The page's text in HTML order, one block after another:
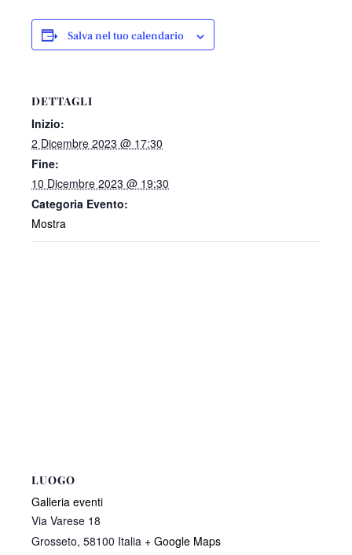
Salva nel tuo calendario
DETTAGLI
Inizio:
2 Dicembre 2023 @ 17:30
Fine:
10 Dicembre 2023 @ 19:30
Categoria Evento:
Mostra
LUOGO
Galleria eventi
Via Varese 18
Grosseto, 58100 Italia + Google Maps